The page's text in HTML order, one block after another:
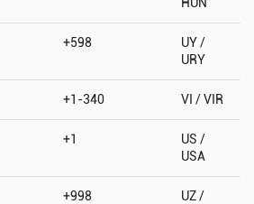
+598
UY /
URY
+1-340 VI / VIR
+1
US /
USA
+998
UZ /